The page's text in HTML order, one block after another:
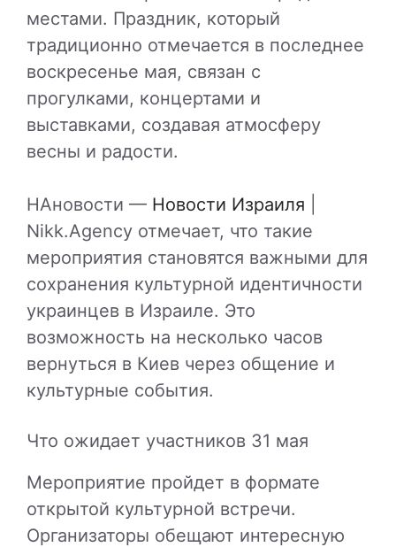
местами. Праздник, который
традиционно отмечается в последнее
воскресенье мая, связан с
прогулками, концертами и
выставками, создавая атмосферу
весны и радости.
НАновости — Новости Израиля
Nikk.Agency отмечает, что такие
мероприятия становятся важными для
сохранения культурной идентичности
украинцев в Израиле. Это
возможность на несколько часов
вернуться в Киев через общение и
культурные события.
Что ожидает участников 31 мая
Мероприятие пройдет в формате
открытой культурной встречи.
Организаторы обещают интересную